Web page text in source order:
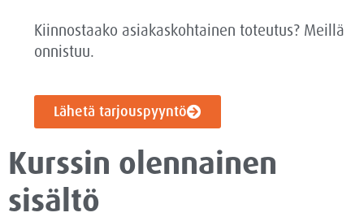
Kiinnostaako asiakaskohtainen toteutus? Meillä
onnistuu.
Lähetä tarjouspyyntö
Kurssin olennainen
sisältö